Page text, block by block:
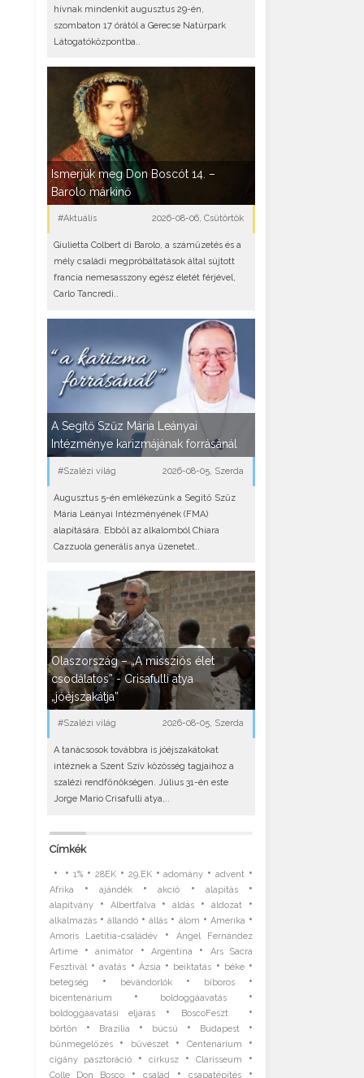
hívnak mindenkit augusztus 29-én,
szombaton 17 órától a Gerecse Natúrpark
Látogatóközpontba..
Ismerjük meg Don Boscót 14. –
Barolo márkinő
#Aktuális 2026-08-06, Csütörtök
Giulietta Colbert di Barolo, a száműzetés és a
mély családi megpróbáltatások által sújtott
francia nemesasszony egész életét férjével,
Carlo Tancredi..
A Segítő Szűz Mária Leányai
Intézménye karizmájának forrásánál
#Szalézi világ 2026-08-05, Szerda
Augusztus 5-én emlékezünk a Segítő Szűz
Mária Leányai Intézményének (FMA)
alapítására. Ebből az alkalomból Chiara
Cazzuola generális anya üzenetet..
Olaszország – „A missziós élet
csodálatos” - Crisafulli atya
„jóéjszakátja”
#Szalézi világ 2026-08-05, Szerda
A tanácsosok továbbra is jóéjszakátokat
intéznek a Szent Szív közösség tagjaihoz a
szalézi rendfőnökségen. Július 31-én este
Jorge Mario Crisafulli atya,..
Címkék
• •1% • 28EK• 29.EK•adomány •advent •
Afrika •ajándék •akció • alapítás•
alapítvány• Albertfalva •áldás •áldozat •
alkalmazás•állandó •állás • álom • Amerika •
Amoris Laetitia-családév•
Ángel Fernández
Artime•animátor •Argentína •
Ars Sacra
Fesztivál•avatás • Ázsia • beiktatás • béke•
betegség • bevándorlók• bíboros•
bicentenárium • boldoggáavatás•
boldoggáavatási eljárás • BoscoFeszt •
börtön • Brazília • búcsú • Budapest •
bűnmegelőzés• bűvészet• Centenárium •
cigány pasztoráció• cirkusz• Clarisseum •
Colle Don Bosco• család • csapatépítés •